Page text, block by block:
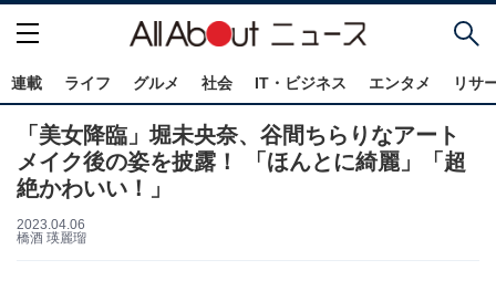
連載 ライフ グルメ 社会 IT・ビジネス エンタメ リサ
「美女降臨」堀未央奈、谷間ちらりなアート
メイク後の姿を披露！ 「ほんとに綺麗」「超
絶かわいい！」
2023.04.06
橋酒 瑛麗瑠